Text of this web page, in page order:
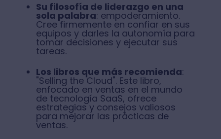
Su filosofía de liderazgo en una
sola palabra: empoderamiento.
Cree firmemente en confiar en sus
equipos y darles la autonomía para
tomar decisiones y ejecutar sus
tareas.
Los libros que más recomienda:
"Selling the Cloud". Este libro,
enfocado en ventas en el mundo
de tecnología SaaS, ofrece
estrategias y consejos valiosos
para mejorar las prácticas de
ventas.